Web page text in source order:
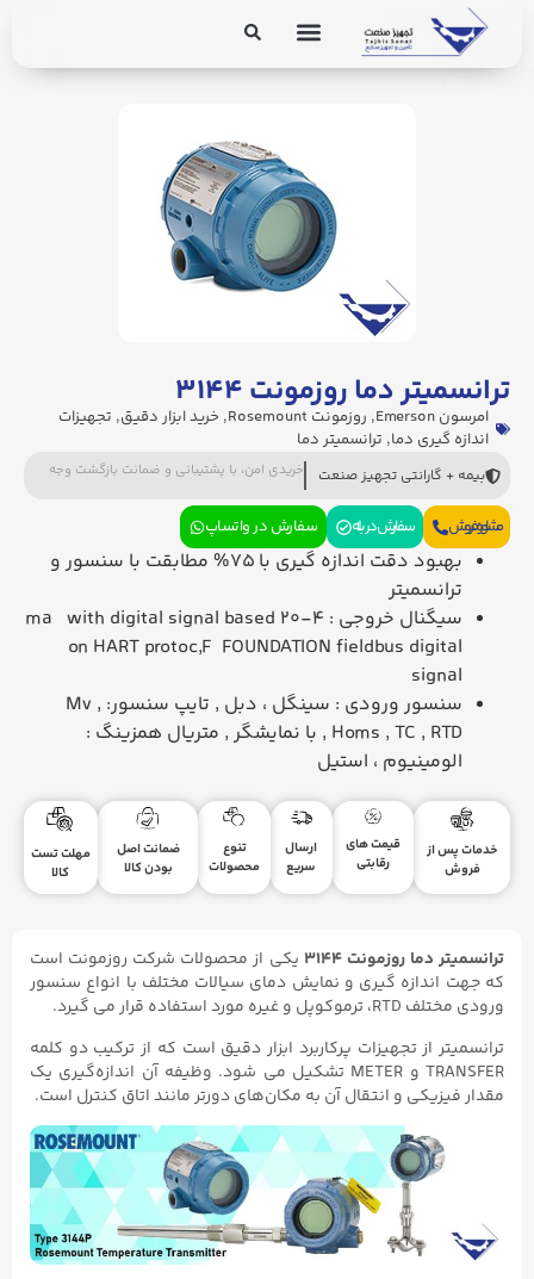
ترانسمیتر دما روزمونت ۳۱۴۴
امرسون Emerson , روزمونت Rosemount , خرید ابزار دقیق, تجهیزات
اندازه گیری دما, ترانسمیتر دما
بیمه + گارانتی تجهیز صنعت خریدی امن، با پشتیبانی و ضمانت بازگشت وجه
مشاوره فروش سفارش در بله سفارش در واتساپ
بهبود دقت اندازه گیری با 75% مطابقت با سنسور و
ترانسمیتر
سیگنال خروجی : 4-20 ma with digital signal based
on HART protoc,F FOUNDATION fieldbus digital
signal
سنسور ورودی : سینگل ، دبل , تایپ سنسور: Mv ,
Homs , TC , RTD , با نمایشگر , متریال همزینگ :
الومینیوم ، استیل
خدمات پس از
فروش
قیمت های
رقابتی
ارسال
سریع
تنوع
محصولات
ضمانت اصل
بودن کالا
مهلت تست
کالا
ترانسمیتر دما روزمونت ۳۱۴۴
یکی از محصولات شرکت روزمونت است
که جهت اندازه گیری و نمایش دمای سیالات مختلف با انواع سنسور
ورودی مختلف RTD، ترموکوپل و غیره مورد استفاده قرار می گیرد.
ترانسمیتر از تجهیزات پرکاربرد ابزار دقیق است که از ترکیب دو کلمه
TRANSFER و METER تشکیل می شود. وظیفه آن اندازه‌گیری یک
مقدار فیزیکی و انتقال آن به مکان‌های دورتر مانند اتاق کنترل است.